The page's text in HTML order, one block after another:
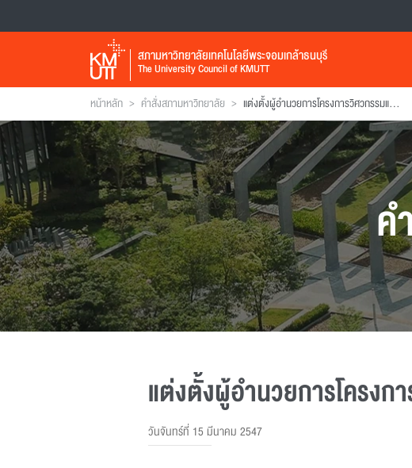
สภามหาวิทยาลัยเทคโนโลยีพระจอมเกล้าธนบุรี
The University Council of KMUTT
หน้าหลัก > คำสั่งสภามหาวิทยาลัย > แต่งตั้งผู้อำนวยการโครงการวิศวกรรมและการบริหารการก่อสร้าง
ค
แต่งตั้งผู้อำนวยการโครงก
วันจันทร์ที่ 15 มีนาคม 2547